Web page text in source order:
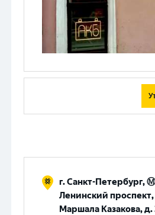
г. Санкт-Петербург,
Ленинский проспект,
Маршала Казакова, д.